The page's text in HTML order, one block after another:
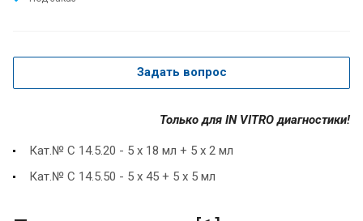
Задать вопрос
Только для IN VITRO диагностики!
Кат.№ С 14.5.20 - 5 х 18 мл + 5 х 2 мл
Кат.№ С 14.5.50 - 5 х 45 + 5 х 5 мл